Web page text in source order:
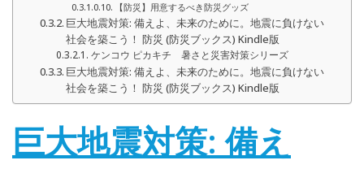
【防災】用意するべき防災グッズ
巨大地震対策: 備えよ、未来のために。地震に負けない
社会を築こう！ 防災 (防災ブックス) Kindle版
ケンコウ ピカキチ 暑さと災害対策シリーズ
巨大地震対策: 備えよ、未来のために。地震に負けない
社会を築こう！ 防災 (防災ブックス) Kindle版
巨大地震対策: 備え